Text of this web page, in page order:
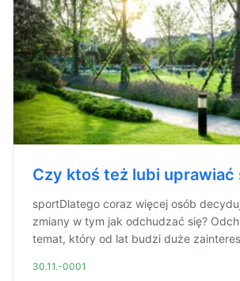
Czy ktoś też lubi uprawiać
sportDlatego coraz więcej osób
zmiany w tym jak odchudzać się?
temat, który od lat budzi duże
30.11.-0001